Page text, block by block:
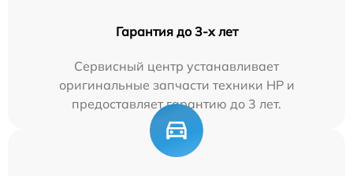
Гарантия до 3-х лет
Сервисный центр устанавливает
оригинальные запчасти техники HP и
предоставляет гарантию до 3 лет.